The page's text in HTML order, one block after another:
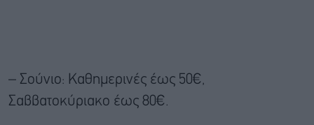
– Σούνιο: Καθημερινές έως 50€,
Σαββατοκύριακο έως 80€.